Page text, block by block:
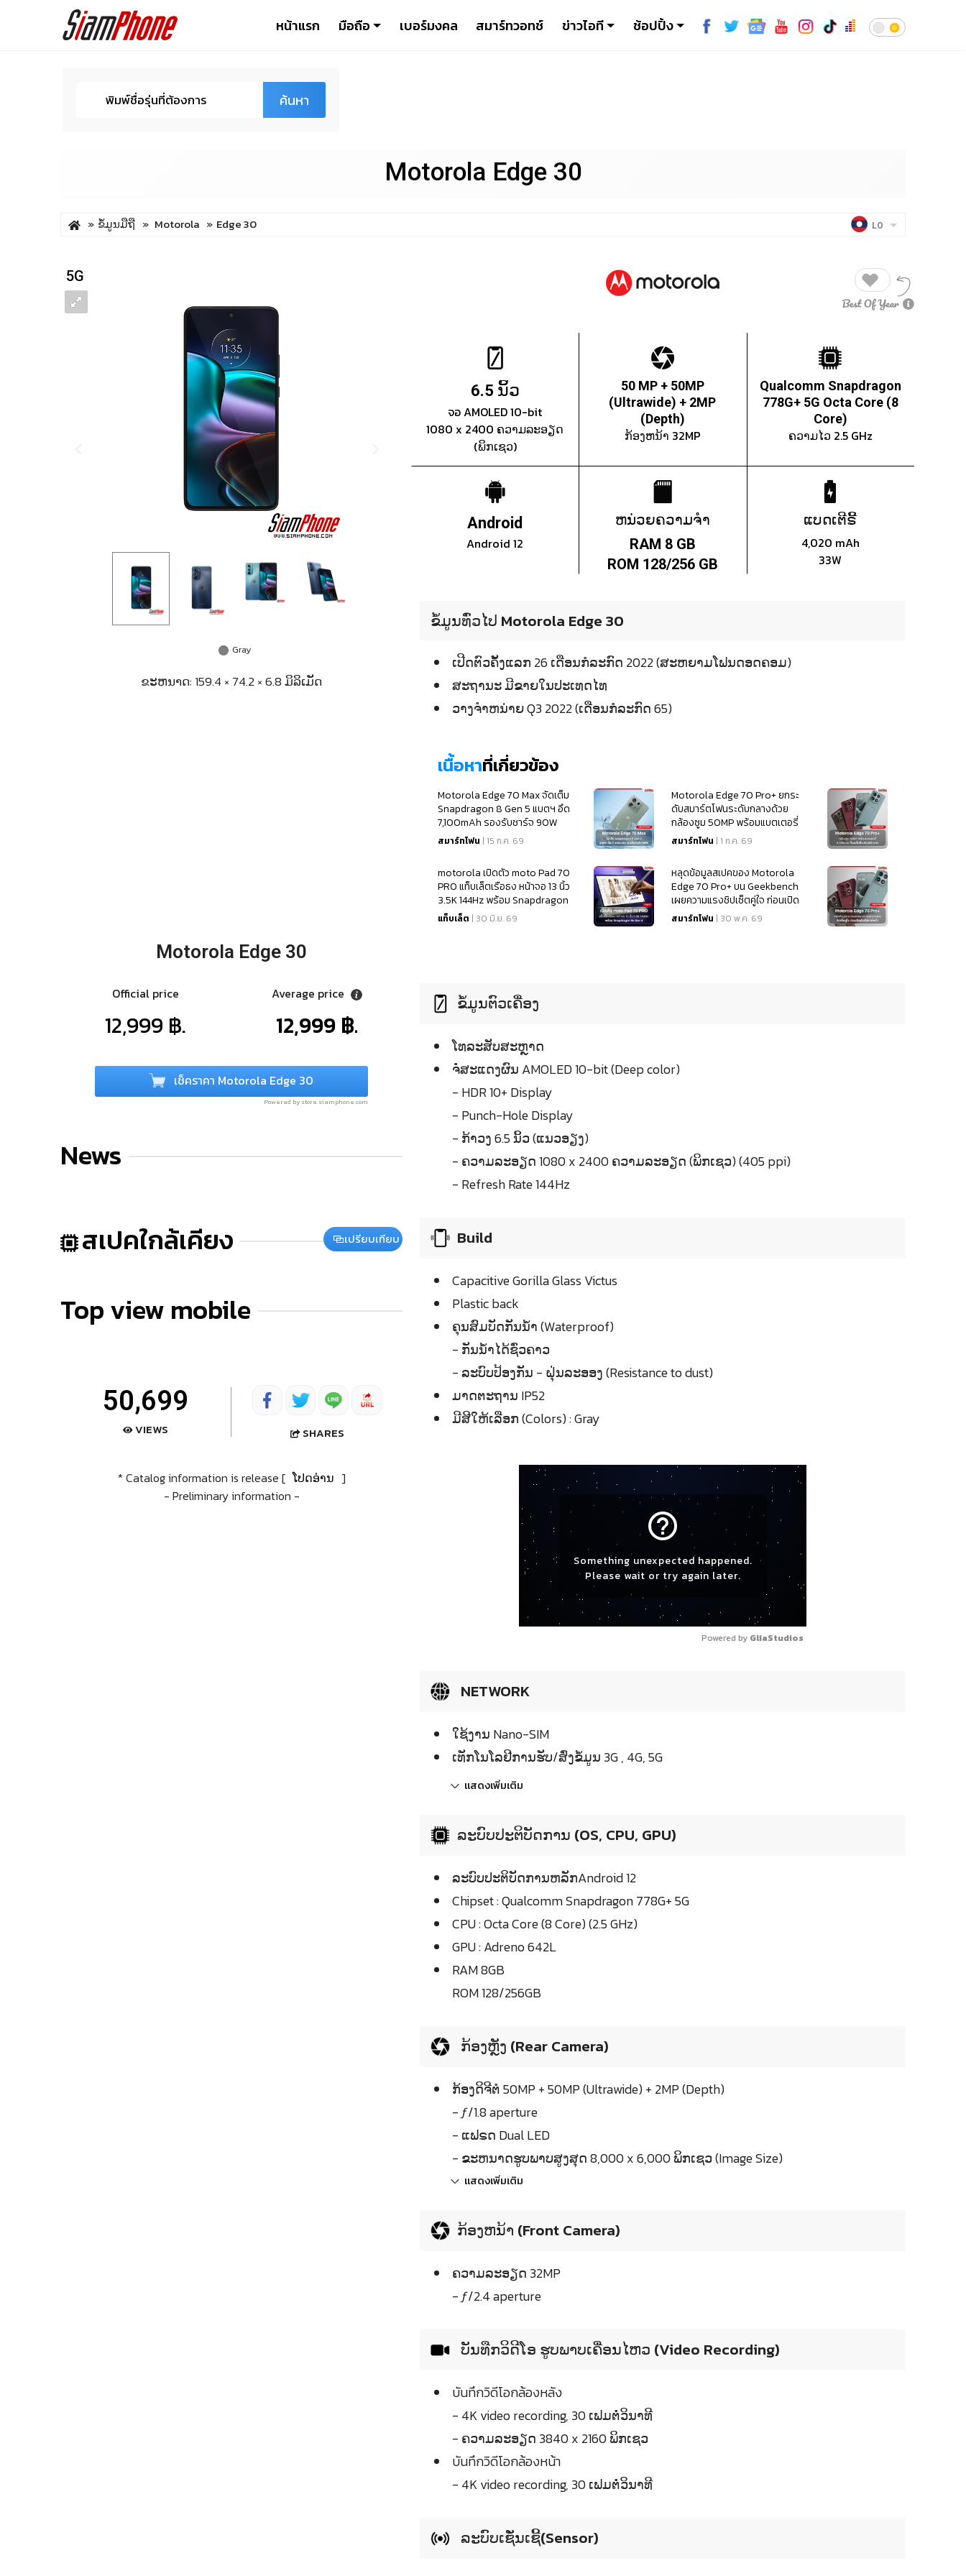
หน้าแรก มือถือ เบอร์มงคล สมาร์ทวอทช์ ข่าวไอที ช้อปปิ้ง
ค้นหา
Motorola Edge 30
ຂໍ້ມູນມືຖື Motorola Edge 30 LO
5G
Gray
ຂະຫນາດ: 159.4 × 74.2 × 6.8 ມິລິເມັດ
Motorola Edge 30
Official price
12,999 ฿.
Average price
12,999 ฿.
เช็คราคา Motorola Edge 30
Powered by store.siamphone.com
News
สเปคใกล้เคียง เปรียบเทียบ
Top view mobile
50,699
VIEWS SHARES
* Catalog information is release [ ໂປດອ່ານ ]
- Preliminary information -
6.5 ນິ້ວ
จอ AMOLED 10-bit
1080 x 2400 ຄວາມລະອຽດ
(ພິກເຊວ)
50 MP + 50MP
(Ultrawide) + 2MP
(Depth)
ກ້ອງຫນ້າ 32MP
Qualcomm Snapdragon
778G+ 5G Octa Core (8
Core)
ຄວາມໄວ 2.5 GHz
Android
Android 12
ຫນ່ວຍຄວາມຈຳ
RAM 8 GB
ROM 128/256 GB
ແບດເຕີຣີ້
4,020 mAh
33W
ຂໍ້ມູນທົ່ວໄປ Motorola Edge 30
ເປີດຕົວຄັ້ງແລກ 26 ເດືອນກໍລະກົດ 2022 (ສະຫຍາມໂຟນດອດຄອມ)
ສະຖານະ ມີຂາຍໃນປະເທດໄທ
ວາງຈຳຫນ່າຍ Q3 2022 (ເດືອນກໍລະກົດ 65)
เนื้อหาที่เกี่ยวข้อง
Motorola Edge 70 Max จัดเต็ม
Snapdragon 8 Gen 5 แบตฯ อึด
7,100mAh รองรับชาร์จ 90W
สมาร์ทโฟน | 15 ก.ค. 69
Motorola Edge 70 Pro+ ยกระ
ดับสมาร์ตโฟนระดับกลางด้วย
กล้องซูม 50MP พร้อมแบตเตอรี่
6,500mAh ในงบไม่ถึง 20,000
สมาร์ทโฟน | 1 ก.ค. 69
motorola เปิดตัว moto Pad 70
PRO แท็บเล็ตเรือธง หน้าจอ 13 นิ้ว
3.5K 144Hz พร้อม Snapdragon
8s Gen 4
แท็บเล็ต | 30 มิ.ย. 69
หลุดข้อมูลสเปคของ Motorola
Edge 70 Pro+ บน Geekbench
เผยความแรงชิปเซ็ตคู่ใจ ก่อนเปิด
ตัวสัปดาห์หน้า
สมาร์ทโฟน | 30 พ.ค. 69
ຂໍ້ມູນຕົວເຄື່ອງ
ໂທລະສັບສະຫຼາດ
ຈໍໍສະແດງຜົນ AMOLED 10-bit (Deep color)
- HDR 10+ Display
- Punch-Hole Display
- ກ້າວງ 6.5 ນິ້ວ (ແນວອຽງ)
- ຄວາມລະອຽດ 1080 x 2400 ຄວາມລະອຽດ (ພິກເຊວ) (405 ppi)
- Refresh Rate 144Hz
Build
Capacitive Gorilla Glass Victus
Plastic back
ຄຸນສົມບັດກັນນ້ຳ (Waterproof)
- ກັນນ້ຳໄດ້ຊົ່ວຄາວ
- ລະບົບປ້ອງກັນ - ຝຸ່ນລະອອງ (Resistance to dust)
ມາດຕະຖານ IP52
ມີສີໃຫ້ເລືອກ (Colors) : Gray
help_outline
Something unexpected happened.
Please wait or try again later.
Powered by GliaStudios
NETWORK
ໃຊ້ງານ Nano-SIM
ເທັກໂນໂລຢີການຮັບ/ສົ່ງຂໍ້ມູນ 3G , 4G, 5G
แสดงเพิ่มเติม
ລະບົບປະຕິບັດການ (OS, CPU, GPU)
ລະບົບປະຕິບັດການຫລັກAndroid 12
Chipset : Qualcomm Snapdragon 778G+ 5G
CPU : Octa Core (8 Core) (2.5 GHz)
GPU : Adreno 642L
RAM 8GB
ROM 128/256GB
ກ້ອງຫຼັງ (Rear Camera)
ກ້ອງດິຈີຕໍ 50MP + 50MP (Ultrawide) + 2MP (Depth)
- ƒ/1.8 aperture
- ແຟຣດ Dual LED
- ຂະຫນາດຮູບພາບສູງສຸດ 8,000 x 6,000 ພິກເຊວ (Image Size)
แสดงเพิ่มเติม
ກ້ອງຫນ້າ (Front Camera)
ຄວາມລະອຽດ 32MP
- ƒ/2.4 aperture
ບັນທືກວິດີໂອ ຮູບພາບເຄື່ອນໄຫວ (Video Recording)
บันทึกวิดีโอกล้องหลัง
- 4K video recording, 30 ເຟມຕໍ່ວິນາທີ
- ຄວາມລະອຽດ 3840 x 2160 ພິກເຊວ
บันทึกวิดีโอกล้องหน้า
- 4K video recording, 30 ເຟມຕໍ່ວິນາທີ
ລະບົບເຊັ່ນເຊີ້(Sensor)